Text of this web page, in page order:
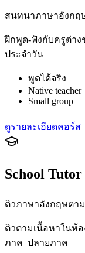
สนทนาภาษาอังกฤ
ฝึกพูด-ฟังกับครูต่า
ประจำวัน
พูดได้จริง
Native teacher
Small group
ดูรายละเอียดคอร์ส
School
ติวภาษาอังกฤษตา
ติวตามเนื้อหาในห้
ภาค–ปลายภาค